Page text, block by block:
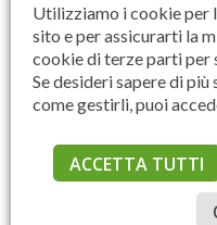
Utilizziamo i cookie per
sito e per assicurarti la
cookie di terze parti per
Se desideri sapere di
come gestirli, puoi
ACCETTA TUTTI